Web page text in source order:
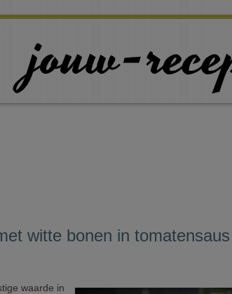
witte bonen in tomatensaus
waarde in